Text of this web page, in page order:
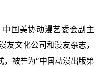
国美协动漫艺委会副主
友文化公司和漫友杂志，
，被誉为“中国动漫出版第